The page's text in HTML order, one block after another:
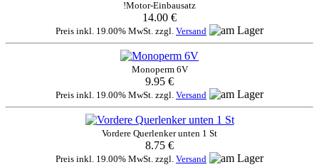
!Motor-Einbausatz
14.00 €
Preis inkl. 19.00% MwSt. zzgl. Versand
Monoperm 6V
9.95 €
Preis inkl. 19.00% MwSt. zzgl. Versand
Vordere Querlenker unten 1 St
8.75 €
Preis inkl. 19.00% MwSt. zzgl. Versand